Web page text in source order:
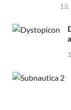
13.